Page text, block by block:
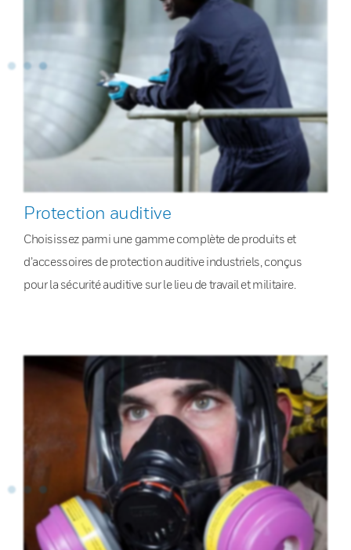
Protection auditive
Choisissez parmi une gamme complète de produits et
d’accessoires de protection auditive industriels, conçus
pour la sécurité auditive sur le lieu de travail et militaire.